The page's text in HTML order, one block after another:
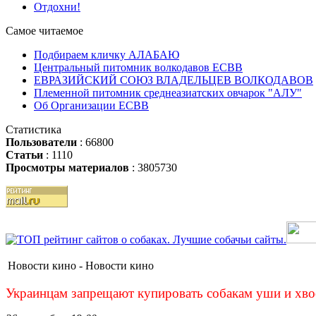
Отдохни!
Самое читаемое
Подбираем кличку АЛАБАЮ
Центральный питомник волкодавов ЕСВВ
ЕВРАЗИЙСКИЙ СОЮЗ ВЛАДЕЛЬЦЕВ ВОЛКОДАВОВ
Племенной питомник среднеазиатских овчарок "АЛУ"
Об Организации ЕСВВ
Статистика
Пользователи : 66800
Статьи : 1110
Просмотры материалов : 3805730
Новости кино - Новости кино
Украинцам запрещают купировать собакам уши и